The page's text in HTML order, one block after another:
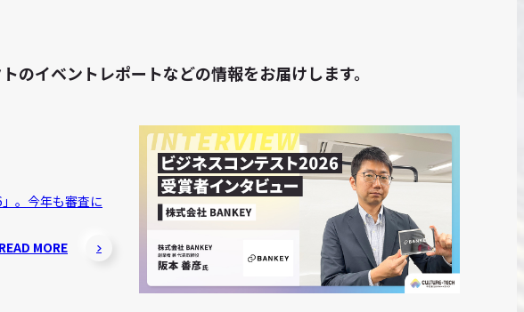
のイベントレポートなどの情報をお届けします。
。今年も審査に
READ MORE